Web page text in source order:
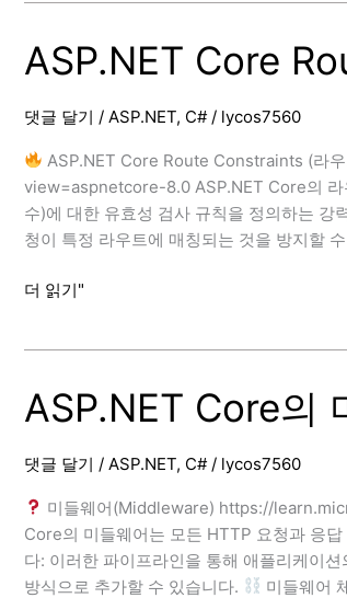
석
본
예
ASP.NET Core
댓글 달기 / ASP.NET, C#/ lycos7560
ASP.NET Core Route Constraints (라
view=aspnetcore-8.0 ASP.NET Core의 라
수)에 대한 유효성 검사 규칙을 정의하는 강
청이 특정 라우트에 매칭되는 것을 방지할
ASP.NET
더 읽기"
ASP.NET Core의
댓글 달기 / ASP.NET, C#/ lycos7560
미들웨어(Middleware) https://
Core의 미들웨어는 모든 HTTP 요청과 응
다: 이러한 파이프라인을 통해 애플리케이
방식으로 추가할 수 있습니다.
미들웨어